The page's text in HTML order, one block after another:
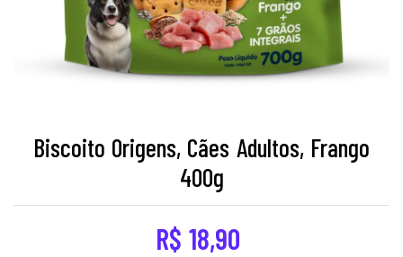
Biscoito Origens, Cães Adultos, Frango
400g
R$ 18,90